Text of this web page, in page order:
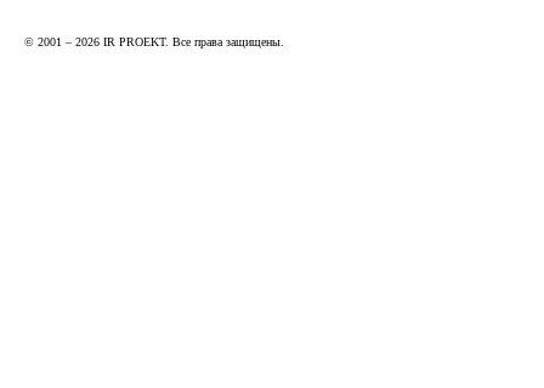
© 2001 – 2026 IR PROEKT. Все права защищены.